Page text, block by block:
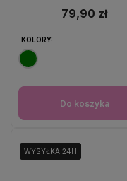
79,90 zł
KOLORY:
Do koszyka
WYSYŁKA 24H
WYSYŁKA 24H